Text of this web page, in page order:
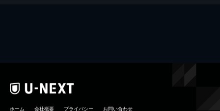
ホーム 会社概要 プライバシー お問い合わせ